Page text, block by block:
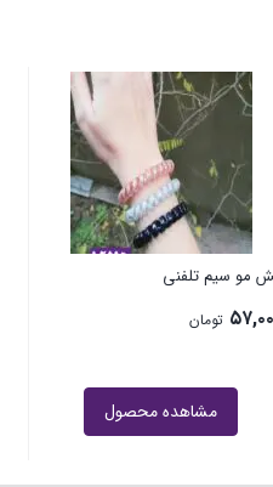
مو سیم تلفنی
تومان
مشاهده محصول